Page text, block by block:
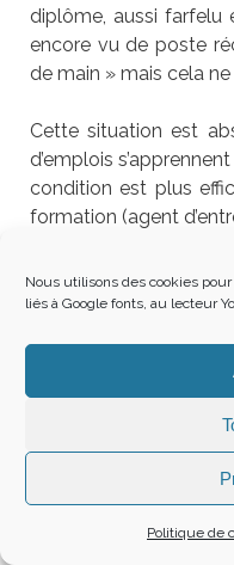
Nous utilisons des cookies
liés à Google fonts, au lecteur
Politique de
diplôme, aussi farfelu
encore vu de poste
de main » mais cela
Cette situation est
d’emplois
condition est plus
formation (agent
De même, il est nié
la polyvalence et
pour un niveau bac+2
de gestion,
méthodologique,
apporter un grand
d’imagination, de
le BTS ou le Master à